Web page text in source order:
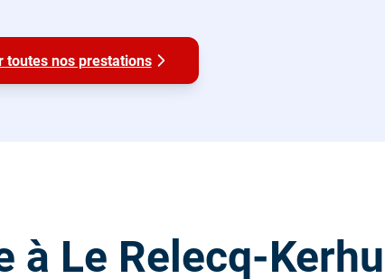
toutes nos prestations
à Le Relecq-